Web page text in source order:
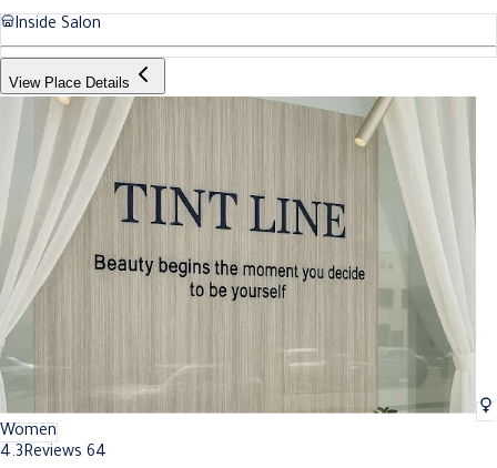
Inside Salon
View Place Details
Women
4.3Reviews 64